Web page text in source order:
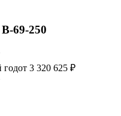
69-250
годот 3 320 625 ₽